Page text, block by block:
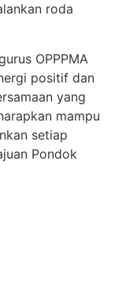
roda
OPPPMA
positif dan
yang
mampu
setiap
Pondok